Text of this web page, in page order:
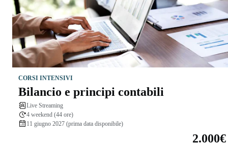
CORSI INTENSIVI
Bilancio e principi contabili
Live Streaming
4 weekend (44 ore)
11 giugno 2027 (prima data disponibile)
2.000€